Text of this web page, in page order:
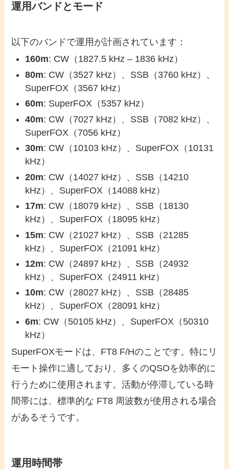
運用バンドとモード
以下のバンドで運用が計画されています：
160m: CW（1827.5 kHz – 1836 kHz）
80m: CW（3527 kHz）、SSB（3760 kHz）、
SuperFOX（3567 kHz）
60m: SuperFOX（5357 kHz）
40m: CW（7027 kHz）、SSB（7082 kHz）、
SuperFOX（7056 kHz）
30m: CW（10103 kHz）、SuperFOX（10131
kHz）
20m: CW（14027 kHz）、SSB（14210
kHz）、SuperFOX（14088 kHz）
17m: CW（18079 kHz）、SSB（18130
kHz）、SuperFOX（18095 kHz）
15m: CW（21027 kHz）、SSB（21285
kHz）、SuperFOX（21091 kHz）
12m: CW（24897 kHz）、SSB（24932
kHz）、SuperFOX（24911 kHz）
10m: CW（28027 kHz）、SSB（28485
kHz）、SuperFOX（28091 kHz）
6m: CW（50105 kHz）、SuperFOX（50310
kHz）
SuperFOXモードは、FT8 F/Hのことです。特にリ
モート操作に適しており、多くのQSOを効率的に
行うために使用されます。活動が停滞している時
間帯には、標準的な FT8 周波数が使用される場合
があるそうです。
運用時間帯